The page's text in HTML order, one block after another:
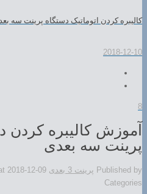
کالیبره کردن اتوماتیک دستگاه پرینت سه
2018-12-10
8
آموزش کالیبره کردن
پرینت سه بعدی
Published by پرینت 3 بعدی
2018-12-09
Categories